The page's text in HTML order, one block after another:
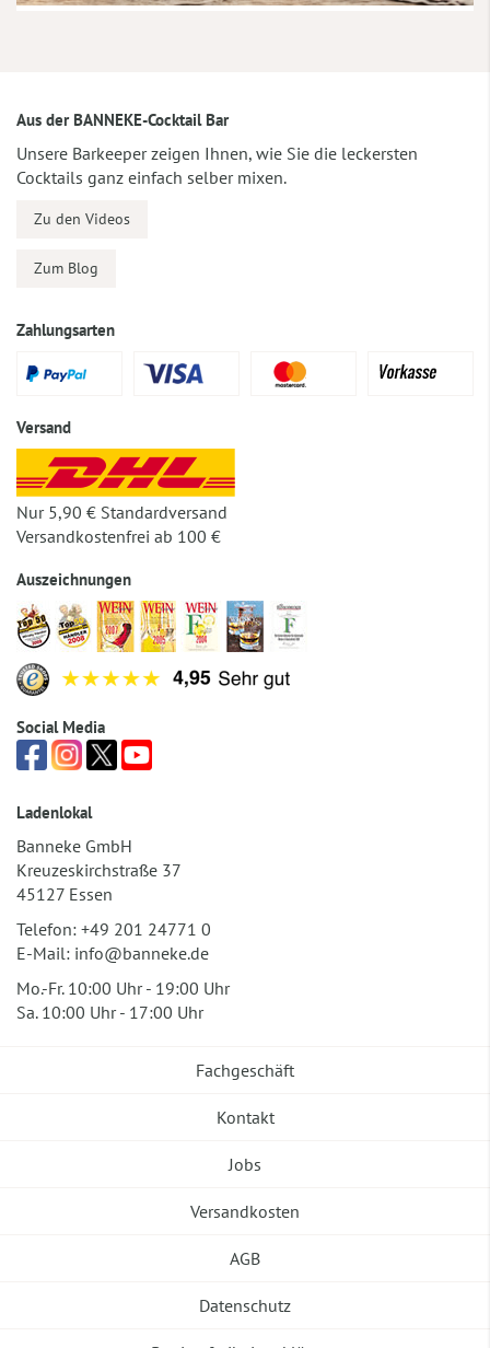
Aus der BANNEKE-Cocktail Bar
Unsere Barkeeper zeigen Ihnen, wie Sie die leckersten
Cocktails ganz einfach selber mixen.
Zu den Videos
Zum Blog
Zahlungsarten
Versand
Nur 5,90 € Standardversand
Versandkostenfrei ab 100 €
Auszeichnungen
Social Media
Ladenlokal
Banneke GmbH
Kreuzeskirchstraße 37
45127 Essen
Telefon: +49 201 24771 0
E-Mail: info@banneke.de
Mo.-Fr. 10:00 Uhr - 19:00 Uhr
Sa. 10:00 Uhr - 17:00 Uhr
Fachgeschäft
Kontakt
Jobs
Versandkosten
AGB
Datenschutz